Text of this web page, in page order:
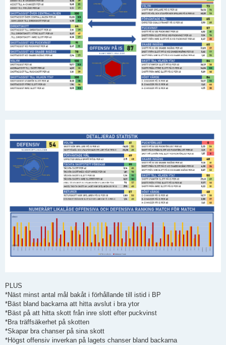
PLUS
*Näst minst antal mål bakåt i förhållande till istid i BP
*Bäst bland backarna att hitta avslut i bra ytor
*Bäst på att hitta skott från inre slott efter puckvinst
*Bra träffsäkerhet på skotten
*Skapar bra chanser på sina skott
*Högst offensiv inverkan på lagets chanser bland backarna